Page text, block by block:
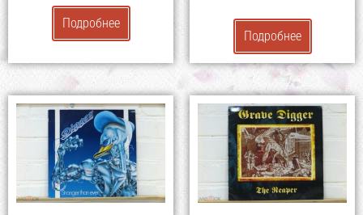
Подробнее
Подробнее